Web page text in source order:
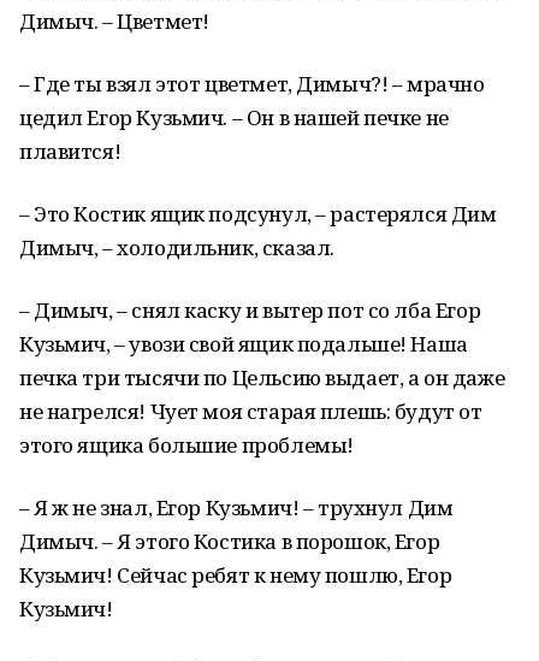
Димыч. – Цветмет!
– Где ты взял этот цветмет, Димыч?! – мрачно
цедил Егор Кузьмич. – Он в нашей печке не
плавится!
– Это Костик ящик подсунул, – растерялся Дим
Димыч, – холодильник, сказал.
– Димыч, – снял каску и вытер пот со лба Егор
Кузьмич, – увози свой ящик подальше! Наша
печка три тысячи по Цельсию выдает, а он даже
не нагрелся! Чует моя старая плешь: будут от
этого ящика большие проблемы!
– Я ж не знал, Егор Кузьмич! – трухнул Дим
Димыч. – Я этого Костика в порошок, Егор
Кузьмич! Сейчас ребят к нему пошлю, Егор
Кузьмич!